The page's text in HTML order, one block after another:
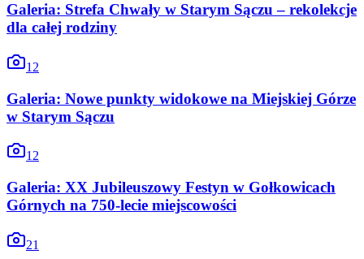
Galeria: Strefa Chwały w Starym Sączu – rekolekcje
dla całej rodziny
12
Galeria: Nowe punkty widokowe na Miejskiej Górze
w Starym Sączu
12
Galeria: XX Jubileuszowy Festyn w Gołkowicach
Górnych na 750-lecie miejscowości
21